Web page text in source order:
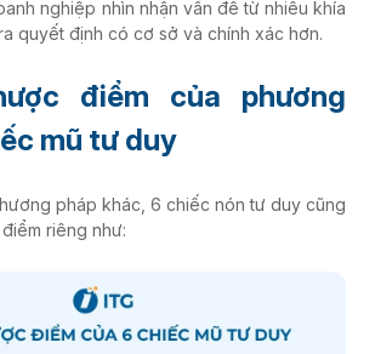
nghiệp nhìn nhận vấn đề từ nhiều khía
quyết định có cơ sở và chính xác hơn.
điểm của phương
mũ tư duy
pháp khác, 6 chiếc nón tư duy cũng
riêng như: